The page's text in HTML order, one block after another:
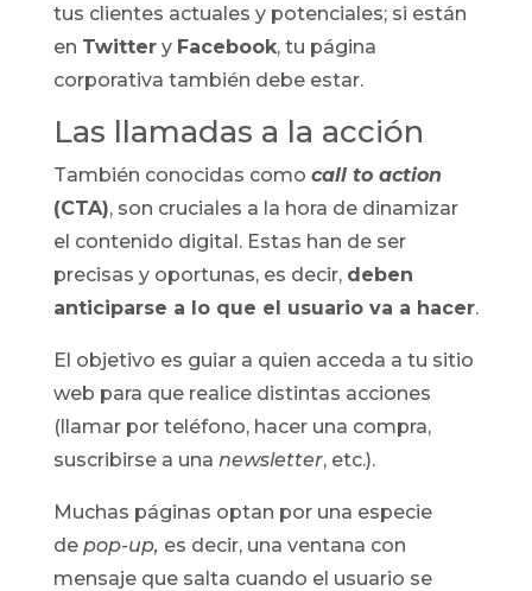
tus clientes actuales y potenciales; si están
en Twittery Facebook, tu página
corporativa también debe estar.
Las llamadas a la acción
También conocidas como call to action
(CTA), son cruciales a la hora de dinamizar
el contenido digital. Estas han de ser
precisas y oportunas, es decir, deben
anticiparse a lo que el usuario va a hacer.
El objetivo es guiar a quien acceda a tu sitio
web para que realice distintas acciones
(llamar por teléfono, hacer una compra,
suscribirse a una newsletter, etc.).
Muchas páginas optan por una especie
de pop-up, es decir, una ventana con
mensaje que salta cuando el usuario se